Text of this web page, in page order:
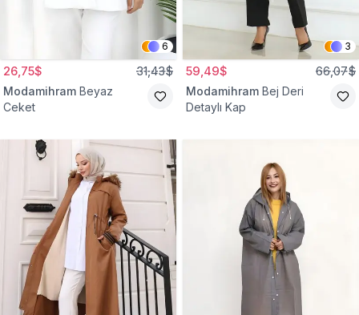
6
26,75$ 31,43$
Modamihram Beyaz
Ceket
3
59,49$ 66,07$
Modamihram Bej Deri
Detaylı Kap